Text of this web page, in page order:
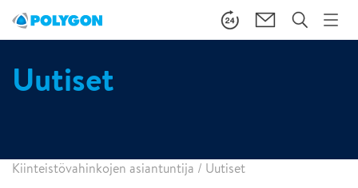
Uutiset
Kiinteistövahinkojen asiantuntija / Uutiset